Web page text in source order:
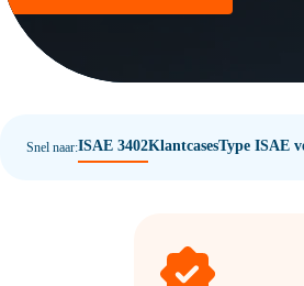
Snel naar:ISAE 3402KlantcasesType ISAE